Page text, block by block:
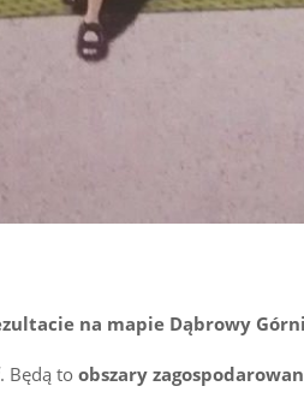
na mapie Dąbrowy
. Będą to obszary